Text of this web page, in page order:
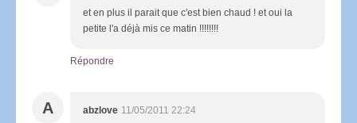
et en plus il parait que c'est bien chaud ! et oui la
petite l'a déjà mis ce matin !!!!!!!!
Répondre
A abzlove 11/05/2011 22:24